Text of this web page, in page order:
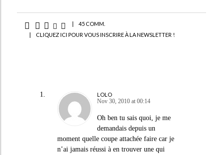
|
45 COMM.
|
CLIQUEZ ICI POUR VOUS INSCRIRE À LA NEWSLETTER !
LOLO
Nov 30, 2010 at 00:14
Oh ben tu sais quoi, je me
demandais depuis un
moment quelle coupe attachée faire car je
n’ai jamais réussi à en trouver une qui